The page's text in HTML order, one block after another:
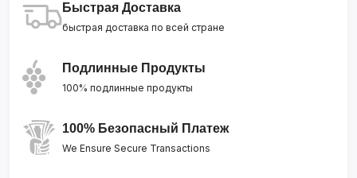
Быстрая Доставка
быстрая доставка по всей стране
Подлинные Продукты
100% подлинные продукты
100% Безопасный Платеж
We Ensure Secure Transactions